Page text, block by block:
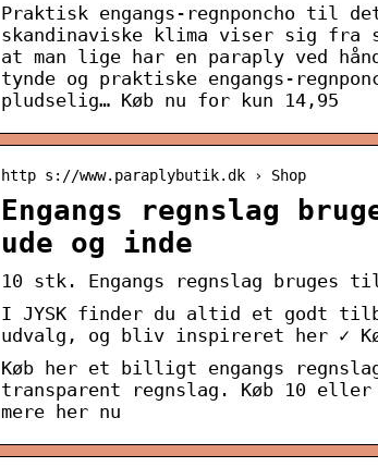
Praktisk engangs-regnponcho til
skandinaviske klima viser sig
at man lige har en paraply ved
tynde og praktiske engangs-
pludselig… Køb nu for kun 14,95
http s://www.paraplybutik.dk › Shop
Engangs regnslag
ude og inde
10 stk. Engangs regnslag bruges
I JYSK finder du altid et godt
udvalg, og bliv inspireret her ✓
Køb her et billigt engangs
transparent regnslag. Køb 10
mere her nu